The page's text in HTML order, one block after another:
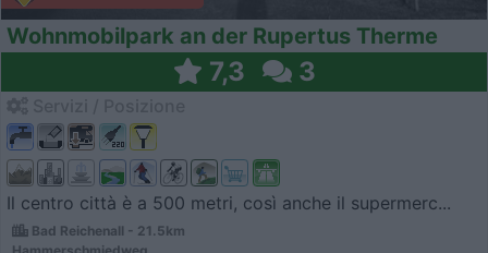
Wohnmobilpark an der Rupertus Therme
7,3 3
Il centro città è a 500 metri, così anche il supermerc...
Bad Reichenall - 21.5km